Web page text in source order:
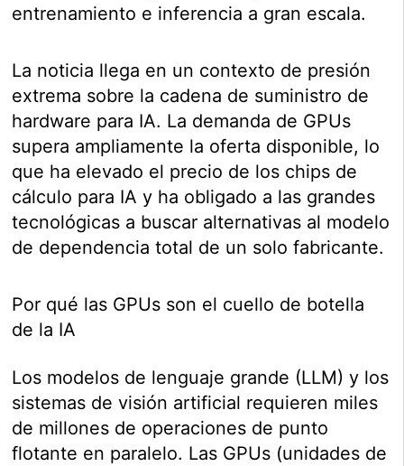
entrenamiento e inferencia a gran escala.
La noticia llega en un contexto de presión
extrema sobre la cadena de suministro de
hardware para IA. La demanda de GPUs
supera ampliamente la oferta disponible, lo
que ha elevado el precio de los chips de
cálculo para IA y ha obligado a las grandes
tecnológicas a buscar alternativas al modelo
de dependencia total de un solo fabricante.
Por qué las GPUs son el cuello de botella
de la IA
Los modelos de lenguaje grande (LLM) y los
sistemas de visión artificial requieren miles
de millones de operaciones de punto
flotante en paralelo. Las GPUs (unidades de